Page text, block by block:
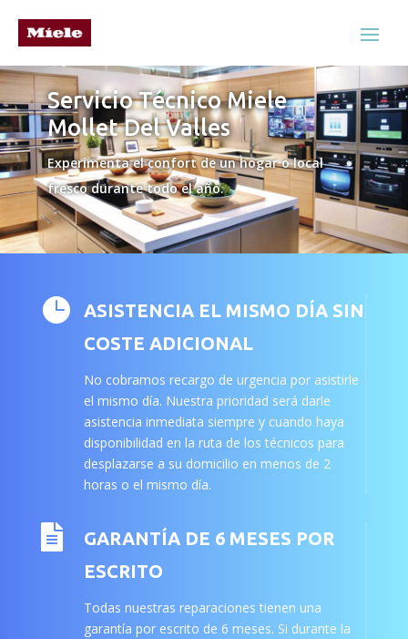
Servicio Técnico Miele
Mollet Del Valles
Experimenta el confort de un hogar o local
fresco durante todo el año.

ASISTENCIA EL MISMO DÍA SIN
COSTE ADICIONAL
No cobramos recargo de urgencia por asistirle
el mismo día. Nuestra prioridad será darle
asistencia inmediata siempre y cuando haya
disponibilidad en la ruta de los técnicos para
desplazarse a su domicilio en menos de 2
horas o el mismo día.

GARANTÍA DE 6 MESES POR
ESCRITO
Todas nuestras reparaciones tienen una
garantía por escrito de 6 meses. Si durante la